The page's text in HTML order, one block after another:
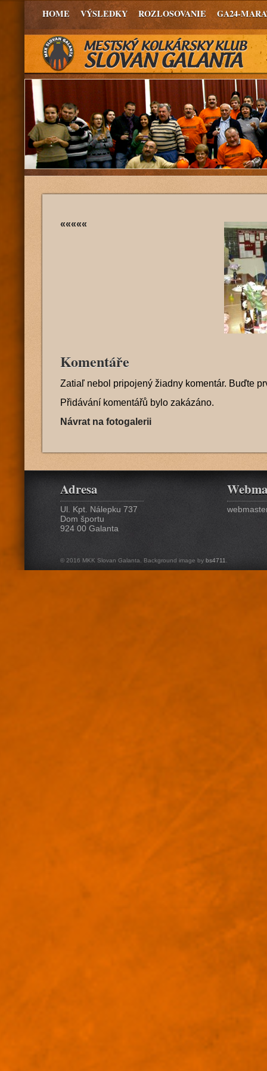
HOME VÝSLEDKY ROZLOSOVANIE GA24-
«««««
Komentáře
Zatiaľ nebol pripojený žiadny komentár. Buďte
Přidávání komentářů bylo zakázáno.
Návrat na fotogalerii
Adresa
Ul. Kpt. Nálepku 737
Dom športu
924 00 Galanta
© 2016 MKK Slovan Galanta. Background image by bs4711